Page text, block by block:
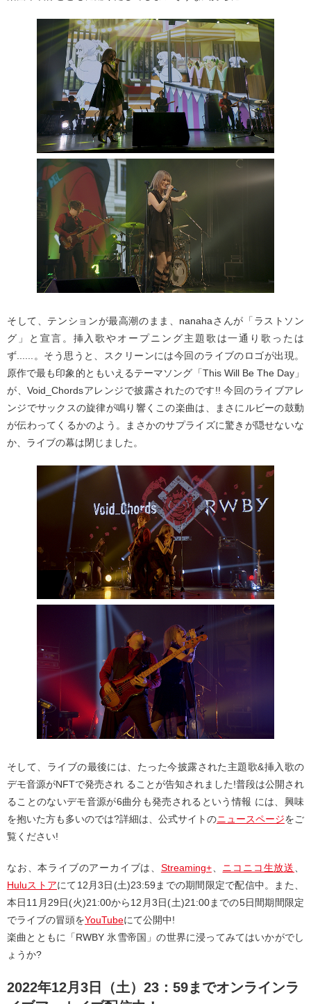
そして、テンションが最高潮のまま、nanahaさんが「ラストソン
グ」と宣言。挿入歌やオープニング主題歌は一通り歌ったは
ず......。そう思うと、スクリーンには今回のライブのロゴが出現。
原作で最も印象的ともいえるテーマソング「This Will Be The Day」
が、Void_Chordsアレンジで披露されたのです!! 今回のライブアレ
ンジでサックスの旋律が鳴り響くこの楽曲は、まさにルビーの鼓動
が伝わってくるかのよう。まさかのサプライズに驚きが隠せないな
か、ライブの幕は閉じました。
そして、ライブの最後には、たった今披露された主題歌&挿入歌の
デモ音源がNFTで発売され ることが告知されました!普段は公開され
ることのないデモ音源が6曲分も発売されるという情報 には、興味
を抱いた方も多いのでは?詳細は、公式サイトのニュースページをご
覧ください!
なお、本ライブのアーカイブは、 Streaming+、 ニコニコ生放送
Huluストアにて12月3日(土)23:59までの期間限定で配信中。また、
本日11月29日(火)21:00から12月3日(土)21:00までの5日間期間限定
でライブの冒頭をYouTubeにて公開中!
楽曲とともに「RWBY 氷雪帝国」の世界に浸ってみてはいかがでし
ょうか?
2022年12月3日（土）23：59までオンラインラ